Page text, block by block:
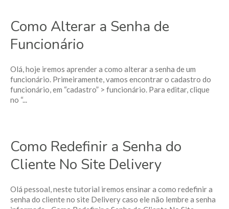
Como Alterar a Senha de
Funcionário
Olá, hoje iremos aprender a como alterar a senha de um
funcionário. Primeiramente, vamos encontrar o cadastro do
funcionário, em “cadastro” > funcionário. Para editar, clique
no “...
Como Redefinir a Senha do
Cliente No Site Delivery
Olá pessoal, neste tutorial iremos ensinar a como redefinir a
senha do cliente no site Delivery caso ele não lembre a senha